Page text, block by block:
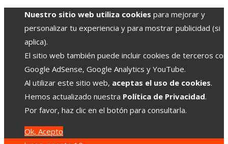
Nuestro sitio web utiliza cookies para mejorar y
personalizar tu experiencia y para mostrar publicidad (si
aplica).
El sitio web también puede incluir cookies de terceros
Google AdSense, Google Analytics y YouTube.
Al utilizar este sitio web, aceptas el uso de cookies.
Hemos actualizado nuestra Política de Privacidad.
Por favor, haz clic en el botón para consultarla.
Ok, Acepto